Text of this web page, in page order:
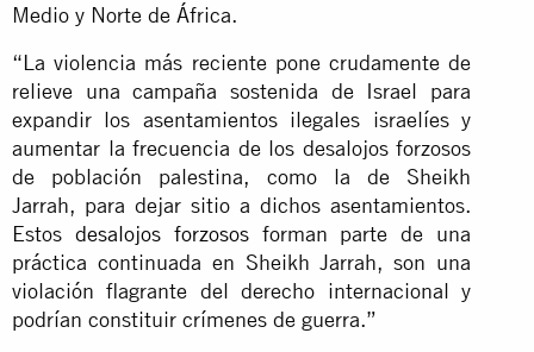
Medio y Norte de África.
“La violencia más reciente pone crudamente de
relieve una campaña sostenida de Israel para
expandir los asentamientos ilegales israelíes y
aumentar la frecuencia de los desalojos forzosos
de población palestina, como la de Sheikh
Jarrah, para dejar sitio a dichos asentamientos.
Estos desalojos forzososforman parte de una
práctica continuada en Sheikh Jarrah, son una
violación flagrante del derecho internacional y
podrían constituir crímenes de guerra.”